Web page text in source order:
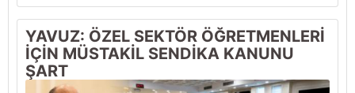
YAVUZ: ÖZEL SEKTÖR ÖĞRETMENLERİ
İÇİN MÜSTAKİL SENDİKA KANUNU
ŞART